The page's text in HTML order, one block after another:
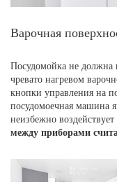
Варочная
Посудомойка не должна
чревато нагревом
кнопки управления на
посудомоечная машина
неизбежно воздействует
между приборами